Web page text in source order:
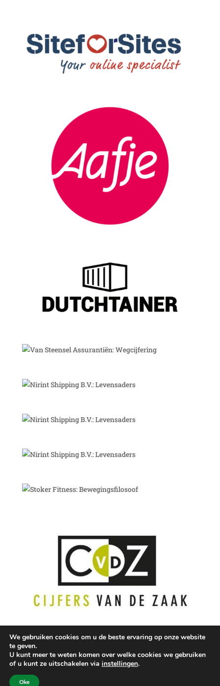
Gewoonweg ertegenin ontworpen en gebouwd door
We gebruiken cookies om u de beste ervaring op onze website
te geven.
U kunt meer te weten komen over welke cookies we gebruiken
of u kunt ze uitschakelen via instellingen.
Oke